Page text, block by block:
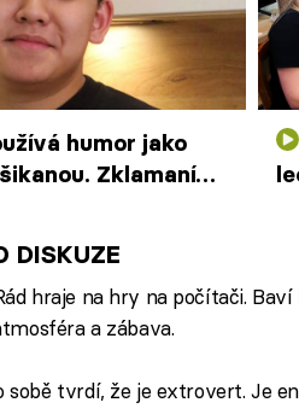
Zklamaní
DISKUZE
hraje na hry na počítači.
a zábava.
sobě tvrdí, že je extrovert. Je